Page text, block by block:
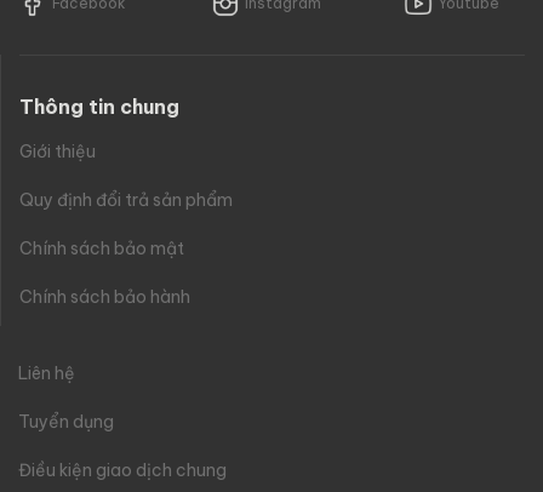
Thông tin chung
Giới thiệu
Quy định đổi trả sản phẩm
Chính sách bảo mật
Chính sách bảo hành
Liên hệ
Tuyển dụng
Điều kiện giao dịch chung